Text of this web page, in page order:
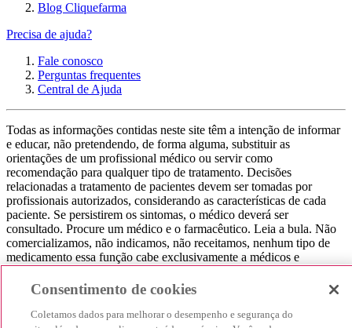
Blog Cliquefarma
Precisa de ajuda?
Fale conosco
Perguntas frequentes
Central de Ajuda
Todas as informações contidas neste site têm a intenção de informar
e educar, não pretendendo, de forma alguma, substituir as
orientações de um profissional médico ou servir como
recomendação para qualquer tipo de tratamento. Decisões
relacionadas a tratamento de pacientes devem ser tomadas por
profissionais autorizados, considerando as características de cada
paciente. Se persistirem os sintomas, o médico deverá ser
consultado. Procure um médico e o farmacêutico. Leia a bula. Não
comercializamos, não indicamos, não receitamos, nenhum tipo de
medicamento essa função cabe exclusivamente a médicos e
consultar seu médico. Não somos uma loja ou marketplace, ou seja,
que você encontre o preço mais barato, comparando os preços de
Consentimento de cookies
Coletamos dados para melhorar o desempenho e segurança do